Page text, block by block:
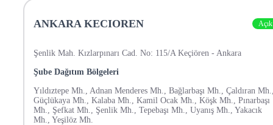
ANKARA KECIOREN Açık
Şenlik Mah. Kızlarpınarı Cad. No: 115/A Keçiören - Ankara
Şube Dağıtım Bölgeleri
Yıldıztepe Mh., Adnan Menderes Mh., Bağlarbaşı Mh., Çaldıran
Güçlükaya Mh., Kalaba Mh., Kamil Ocak Mh., Köşk Mh., Pınarbaşı
Mh., Şefkat Mh., Şenlik Mh., Tepebaşı Mh., Uyanış Mh., Yakacık
Mh., Yeşilöz Mh.